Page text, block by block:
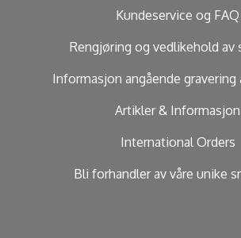
Kundeservice og FAQ
Rengjøring og vedlikehold av
Informasjon angående gravering
Artikler & Informasjon
International Orders
Bli forhandler av våre unike